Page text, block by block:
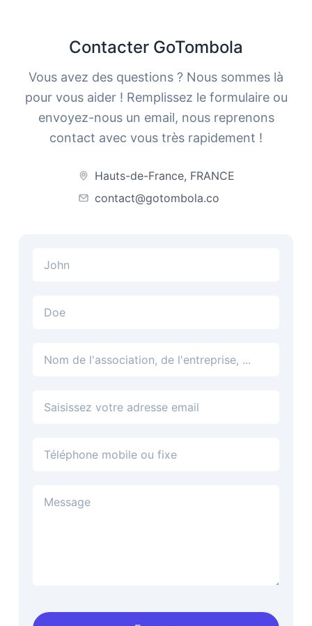
Contacter GoTombola
Vous avez des questions ? Nous sommes là
pour vous aider ! Remplissez le formulaire ou
envoyez-nous un email, nous reprenons
contact avec vous très rapidement !
Hauts-de-France, FRANCE
contact@gotombola.co